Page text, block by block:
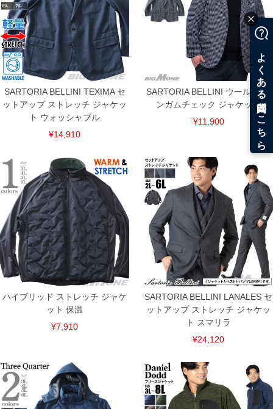
SARTORIA BELLINI TEXIMA セ
ットアップ ストレッチ ジャケッ
ト ウォッシャブル
¥14,910
SARTORIA BELLINI ウール混 ギ
ンガムチェック ジャケット
¥11,900
ハイブリッド ストレッチ ジャケ
ット 保温
¥7,910
SARTORIA BELLINI LANALES セ
ットアップ ストレッチ ジャケッ
ト スマリラ
¥24,120